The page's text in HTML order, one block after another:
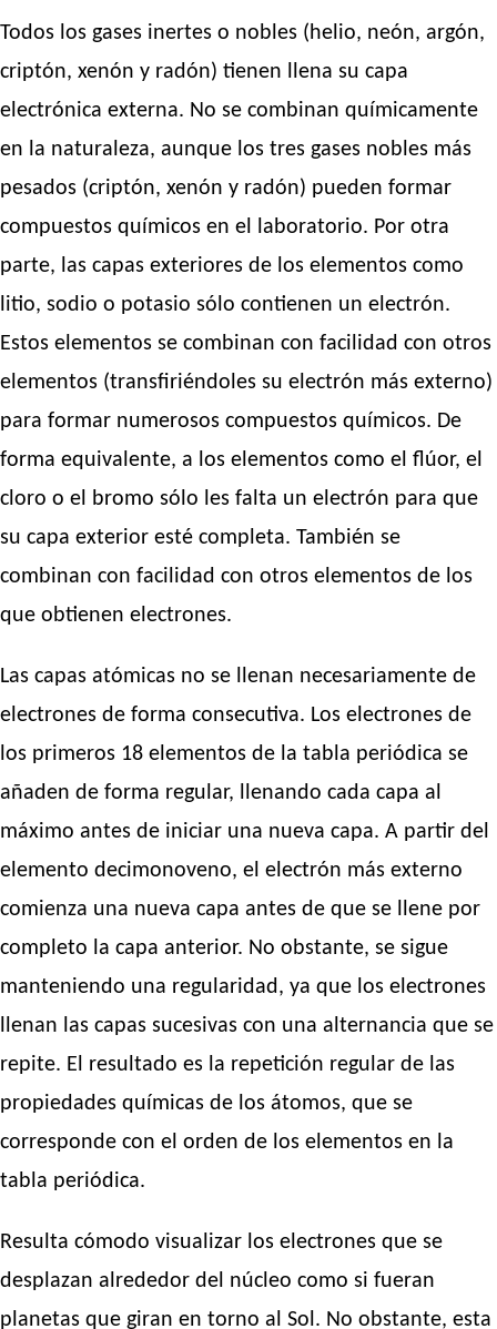
Todos los gases inertes o nobles (helio, neón, argón,
criptón, xenón y radón) tienen llena su capa
electrónica externa. No se combinan químicamente
en la naturaleza, aunque los tres gases nobles más
pesados (criptón, xenón y radón) pueden formar
compuestos químicos en el laboratorio. Por otra
parte, las capas exteriores de los elementos como
litio, sodio o potasio sólo contienen un electrón.
Estos elementos se combinan con facilidad con otros
elementos (transfiriéndoles su electrón más externo)
para formar numerosos compuestos químicos. De
forma equivalente, a los elementos como el flúor, el
cloro o el bromo sólo les falta un electrón para que
su capa exterior esté completa. También se
combinan con facilidad con otros elementos de los
que obtienen electrones.
Las capas atómicas no se llenan necesariamente de
electrones de forma consecutiva. Los electrones de
los primeros 18 elementos de la tabla periódica se
añaden de forma regular, llenando cada capa al
máximo antes de iniciar una nueva capa. A partir del
elemento decimonoveno, el electrón más externo
comienza una nueva capa antes de que se llene por
completo la capa anterior. No obstante, se sigue
manteniendo una regularidad, ya que los electrones
llenan las capas sucesivas con una alternancia que se
repite. El resultado es la repetición regular de las
propiedades químicas de los átomos, que se
corresponde con el orden de los elementos en la
tabla periódica.
Resulta cómodo visualizar los electrones que se
desplazan alrededor del núcleo como si fueran
planetas que giran en torno al Sol. No obstante, esta